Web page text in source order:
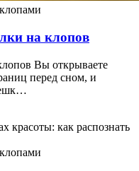
на клопов
Вы открываете
перед сном, и